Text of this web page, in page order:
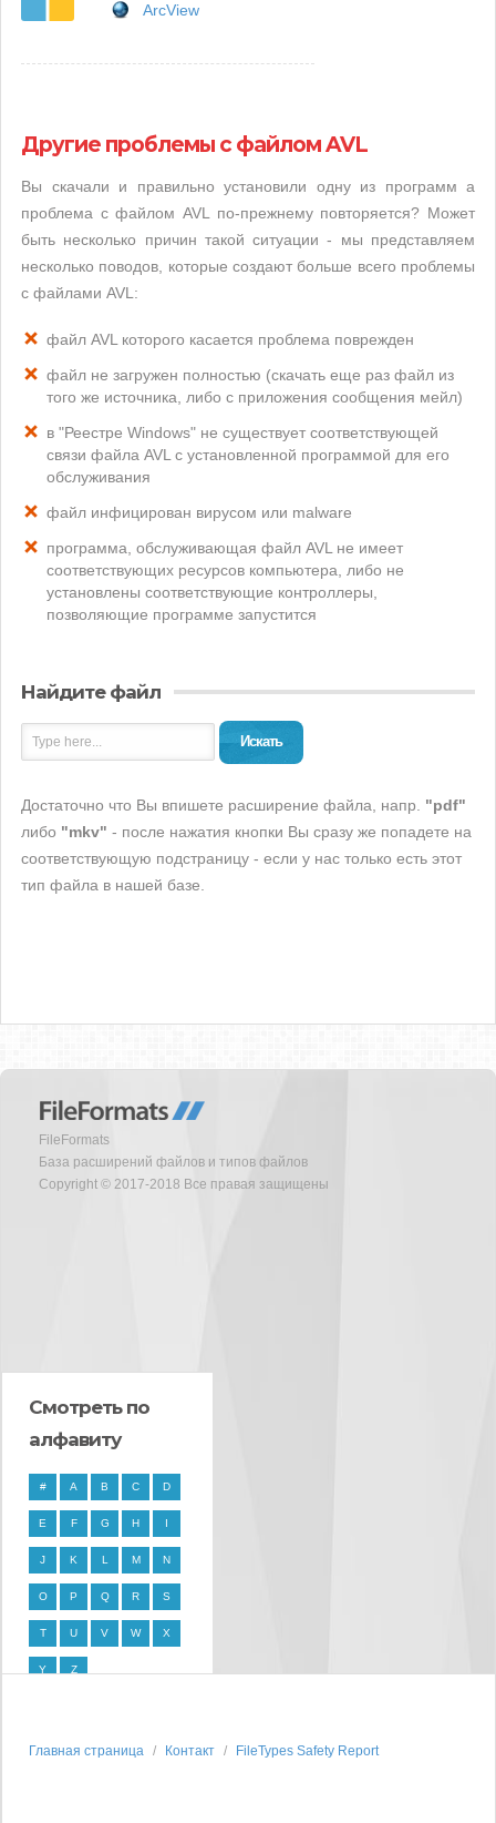
ArcView
Другие проблемы с файлом AVL
Вы скачали и правильно установили одну из программ а
проблема с файлом AVL по-прежнему повторяется? Может
быть несколько причин такой ситуации - мы представляем
несколько поводов, которые создают больше всего проблемы
с файлами AVL:
файл AVL которого касается проблема поврежден
файл не загружен полностью (скачать еще раз файл из
того же источника, либо с приложения сообщения мейл)
в "Реестре Windows" не существует соответствующей
связи файла AVL с установленной программой для его
обслуживания
файл инфицирован вирусом или malware
программа, обслуживающая файл AVL не имеет
соответствующих ресурсов компьютера, либо не
установлены соответствующие контроллеры,
позволяющие программе запустится
Найдите файл
Искать
Достаточно что Вы впишете расширение файла, напр. "pdf"
либо "mkv" - после нажатия кнопки Вы сразу же попадете на
соответствующую подстраницу - если у нас только есть этот
тип файла в нашей базе.
FileFormats
База расширений файлов и типов файлов
Copyright © 2017-2018 Все правая защищены
Смотреть по
алфавиту
# A B C D
E F G H I
J K L M N
O P Q R S
T U V W X
Y Z
Главная страница Контакт FileTypes Safety Report